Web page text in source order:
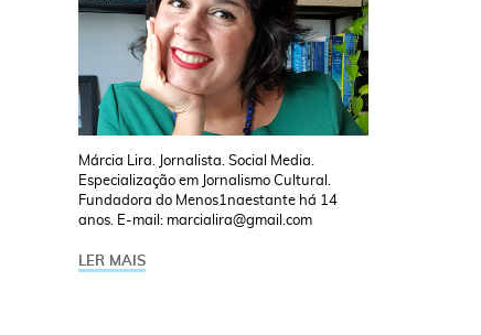
Márcia Lira. Jornalista. Social Media.
Especialização em Jornalismo Cultural.
Fundadora do Menos1naestante há 14
anos. E-mail: marcialira@gmail.com
LER MAIS